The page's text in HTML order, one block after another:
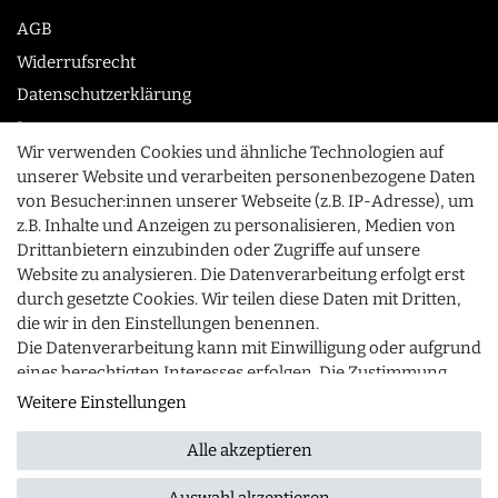
AGB
Widerrufsrecht
Datenschutzerklärung
Impressum
KONTAKT
0355 /28913232
info@gourmeo24.com
Gubener Straße 19, 03042 Cottbus
© 2026 gourmeo24.com
Alle Preise inkl. MwSt., zzgl. Versandkosten
Wir verwenden Cookies und ähnliche Technologien auf
unserer Website und verarbeiten personenbezogene Daten
von Besucher:innen unserer Webseite (z.B. IP-Adresse), um
z.B. Inhalte und Anzeigen zu personalisieren, Medien von
Drittanbietern einzubinden oder Zugriffe auf unsere
Website zu analysieren. Die Datenverarbeitung erfolgt erst
durch gesetzte Cookies. Wir teilen diese Daten mit Dritten,
die wir in den Einstellungen benennen.
Die Datenverarbeitung kann mit Einwilligung oder aufgrund
eines berechtigten Interesses erfolgen. Die Zustimmung
kann erteilt oder abgelehnt werden. Es besteht das Recht,
Zeitpunkt zu ändern oder zu widerrufen. Beachten Sie
unserImpressumund weitere Hinweise zur Verwendung
Weitere Einstellungen
Alle akzeptieren
SCHLIESSEN